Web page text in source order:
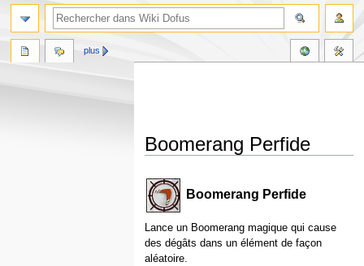
Boomerang Perfide
Aller
à
la
navigation
Aller
à
la
recherche
Boomerang Perfide
Lance un Boomerang magique qui cause
des dégâts dans un élément de façon
aléatoire.
plus